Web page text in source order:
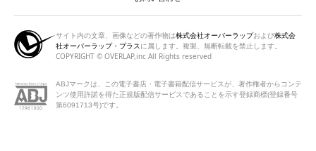
サイト内の文章、画像などの著作物は株式会社オーバーラップおよび株式会
社オーバーラップ・プラス に属します。複製、無断転載を禁止します。
COPYRIGHT © OVERLAP,inc All Rights reserved
ABJマークは、この電子書店・電子書籍配信サービスが、著作権者からコンテ
ンツ使用許諾を得た正規版配信サービスであることを示す登録商標(登録番号
第6091713号)です。